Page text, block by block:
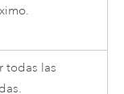
todas las